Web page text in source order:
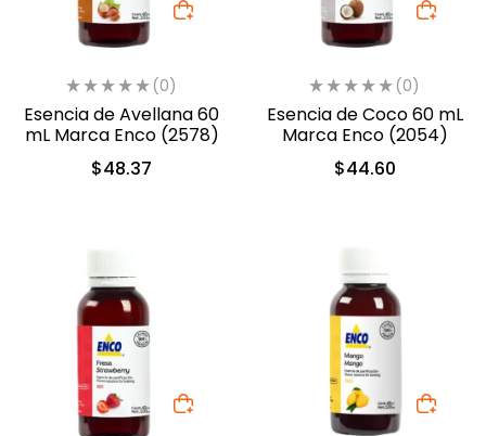
(0)
Esencia de Avellana 60
mL Marca Enco (2578)
$48.37
(0)
Esencia de Coco 60 mL
Marca Enco (2054)
$44.60